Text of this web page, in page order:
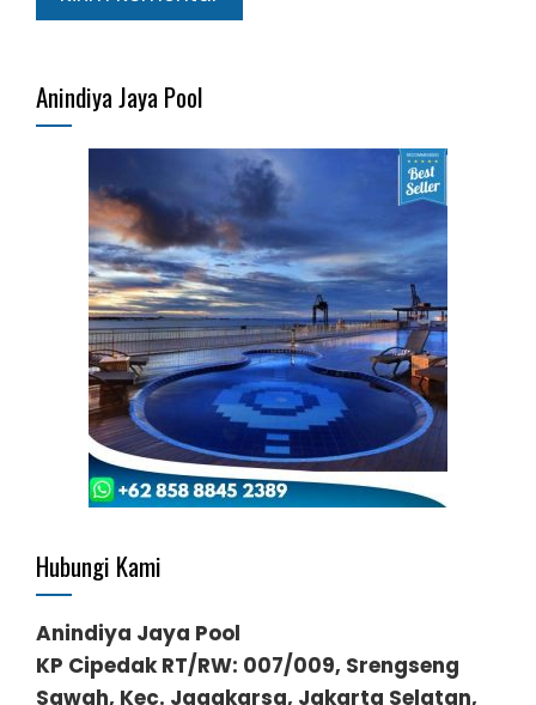
Anindiya Jaya Pool
Hubungi Kami
Anindiya Jaya Pool
KP Cipedak RT/RW: 007/009, Srengseng
Sawah, Kec. Jagakarsa, Jakarta Selatan,